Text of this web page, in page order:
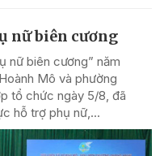
nữ biên cương
nữ biên cương” năm
Mô và phường
tổ chức ngày 5/8, đã
hỗ trợ phụ nữ,...